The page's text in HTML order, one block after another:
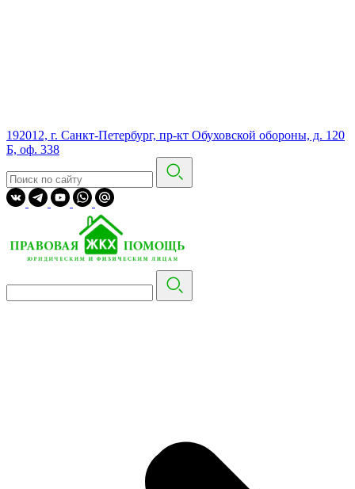
192012, г. Санкт-Петербург, пр-кт Обуховской обороны, д. 120
Б, оф. 338